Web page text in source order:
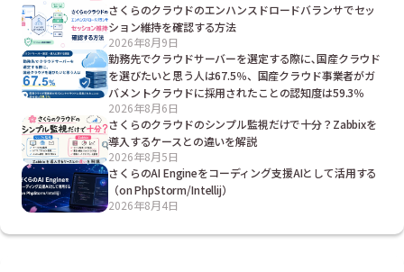
さくらのクラウドのエンハンスドロードバランサでセッ
ション維持を確認する方法
2026年8月9日
勤務先でクラウドサーバーを選定する際に､国産クラウド
を選びたいと思う人は67.5％、国産クラウド事業者がガ
バメントクラウドに採用されたことの認知度は59.3％
2026年8月6日
さくらのクラウドのシンプル監視だけで十分？Zabbixを
導入するケースとの違いを解説
2026年8月5日
さくらのAI Engineをコーディング支援AIとして活用する
（on PhpStorm/Intellij）
2026年8月4日